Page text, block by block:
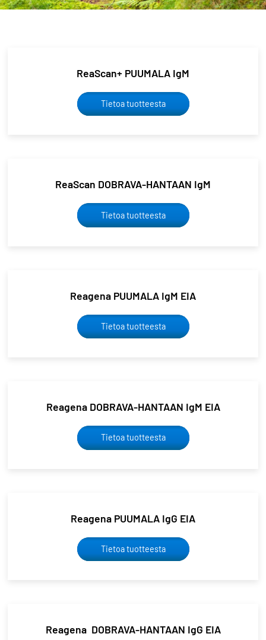
ReaScan+ PUUMALA IgM
Tietoa tuotteesta
ReaScan DOBRAVA-HANTAAN IgM
Tietoa tuotteesta
Reagena PUUMALA IgM EIA
Tietoa tuotteesta
Reagena DOBRAVA-HANTAAN IgM EIA
Tietoa tuotteesta
Reagena PUUMALA IgG EIA
Tietoa tuotteesta
Reagena DOBRAVA-HANTAAN IgG EIA